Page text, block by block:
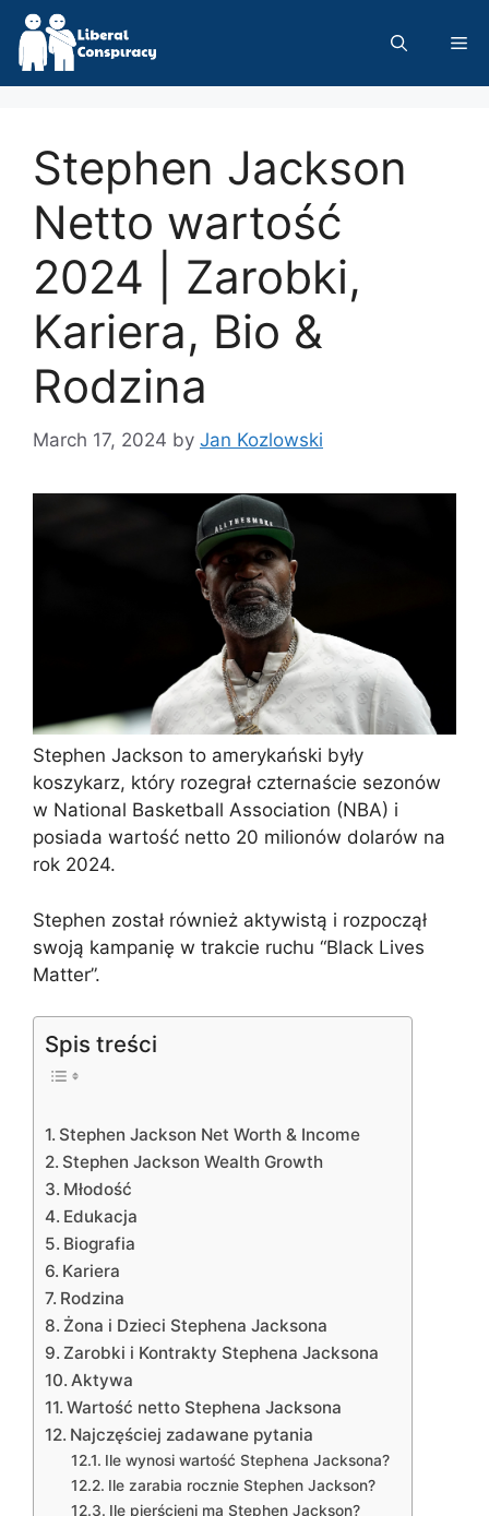
Skip
content
Stephen Jackson
Netto wartość
2024 | Zarobki,
Kariera, Bio &
Rodzina
March 17, 2024 by Jan Kozlowski
Stephen Jackson to amerykański były
koszykarz, który rozegrał czternaście sezonów
w National Basketball Association (NBA) i
posiada wartość netto 20 milionów dolarów na
rok 2024.
Stephen został również aktywistą i rozpoczął
swoją kampanię w trakcie ruchu “Black Lives
Matter”.
Spis treści
Stephen Jackson Net Worth & Income
Stephen Jackson Wealth Growth
Młodość
Edukacja
Biografia
Kariera
Rodzina
Żona i Dzieci Stephena Jacksona
Zarobki i Kontrakty Stephena Jacksona
Aktywa
Wartość netto Stephena Jacksona
Najczęściej zadawane pytania
Ile wynosi wartość Stephena Jacksona?
Ile zarabia rocznie Stephen Jackson?
Ile pierścieni ma Stephen Jackson?